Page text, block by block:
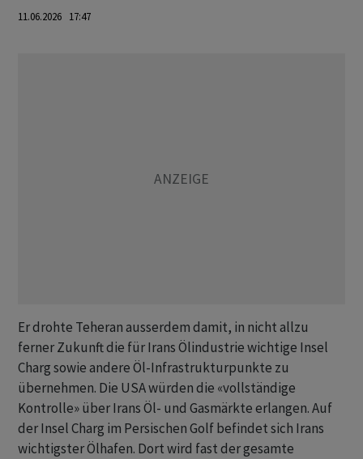
11.06.2026 17:47
Er drohte Teheran ausserdem damit, in nicht allzu
ferner Zukunft die für Irans Ölindustrie wichtige Insel
Charg sowie andere Öl-Infrastrukturpunkte zu
übernehmen. Die USA würden die «vollständige
Kontrolle» über Irans Öl- und Gasmärkte erlangen. Auf
der Insel Charg im Persischen Golf befindet sich Irans
wichtigster Ölhafen. Dort wird fast der gesamte